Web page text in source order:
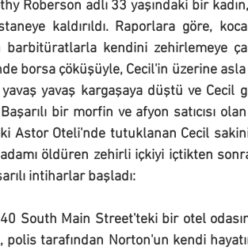
Roberson adlı 33 yaşındaki bir
kaldırıldı. Raporlara göre,
kendini zehirlemeye
borsa çöküşüyle, Cecil'in üzerine
yavaş kargaşaya düştü ve Cecil
bir morfin ve afyon satıcısı
Astor Oteli'nde tutuklanan Cecil
öldüren zehirli içkiyi içtikten
intiharlar başladı:
South Main Street'teki bir otel
tarafından Norton'un kendi